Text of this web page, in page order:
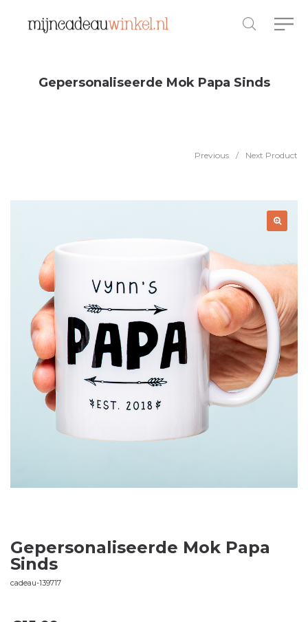
Gepersonaliseerde Mok Papa Sinds
Previous / Next Product
Gepersonaliseerde Mok Papa
Sinds
cadeau-139717